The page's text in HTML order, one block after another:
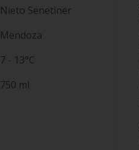
Nieto Senetiner
Mendoza
7 - 13°C
750 ml